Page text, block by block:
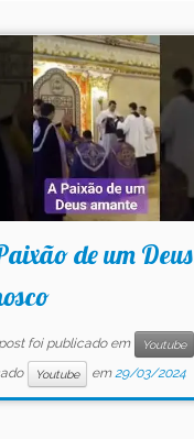
de um Deus
foi publicado em Youtube
Youtube em29/03/2024